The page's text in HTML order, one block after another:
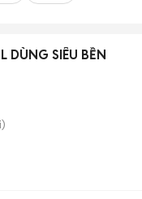
DÙNG SIÊU BỀN